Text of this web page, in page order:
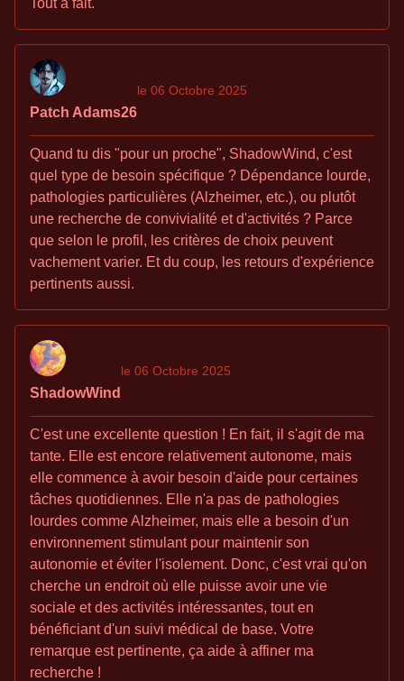
Tout à fait.
Patch Adams26
le 06 Octobre 2025
Quand tu dis "pour un proche", ShadowWind, c'est
quel type de besoin spécifique ? Dépendance lourde,
pathologies particulières (Alzheimer, etc.), ou plutôt
une recherche de convivialité et d'activités ? Parce
que selon le profil, les critères de choix peuvent
vachement varier. Et du coup, les retours d'expérience
pertinents aussi.
ShadowWind
le 06 Octobre 2025
C'est une excellente question ! En fait, il s'agit de ma
tante. Elle est encore relativement autonome, mais
elle commence à avoir besoin d'aide pour certaines
tâches quotidiennes. Elle n'a pas de pathologies
lourdes comme Alzheimer, mais elle a besoin d'un
environnement stimulant pour maintenir son
autonomie et éviter l'isolement. Donc, c'est vrai qu'on
cherche un endroit où elle puisse avoir une vie
sociale et des activités intéressantes, tout en
bénéficiant d'un suivi médical de base. Votre
remarque est pertinente, ça aide à affiner ma
recherche !